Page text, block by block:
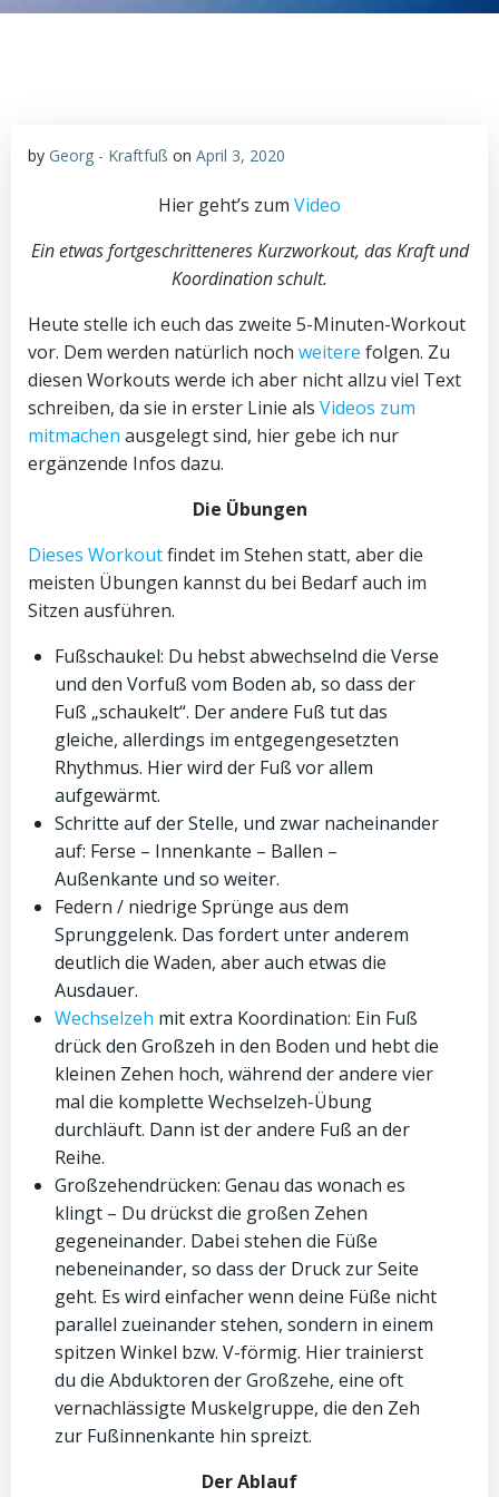
by Georg - Kraftfuß on April 3, 2020
Hier geht’s zum Video
Ein etwas fortgeschritteneres Kurzworkout, das Kraft und
Koordination schult.
Heute stelle ich euch das zweite 5-Minuten-Workout
vor. Dem werden natürlich noch weitere folgen. Zu
diesen Workouts werde ich aber nicht allzu viel Text
schreiben, da sie in erster Linie als Videos zum
mitmachen ausgelegt sind, hier gebe ich nur
ergänzende Infos dazu.
Die Übungen
Dieses Workoutfindet im Stehen statt, aber die
meisten Übungen kannst du bei Bedarf auch im
Sitzen ausführen.
Fußschaukel: Du hebst abwechselnd die Verse
und den Vorfuß vom Boden ab, so dass der
Fuß „schaukelt“. Der andere Fuß tut das
gleiche, allerdings im entgegengesetzten
Rhythmus. Hier wird der Fuß vor allem
aufgewärmt.
Schritte auf der Stelle, und zwar nacheinander
auf: Ferse – Innenkante – Ballen –
Außenkante und so weiter.
Federn / niedrige Sprünge aus dem
Sprunggelenk. Das fordert unter anderem
deutlich die Waden, aber auch etwas die
Ausdauer.
Wechselzeh mit extra Koordination: Ein Fuß
drück den Großzeh in den Boden und hebt die
kleinen Zehen hoch, während der andere vier
mal die komplette Wechselzeh-Übung
durchläuft. Dann ist der andere Fuß an der
Reihe.
Großzehendrücken: Genau das wonach es
klingt – Du drückst die großen Zehen
gegeneinander. Dabei stehen die Füße
nebeneinander, so dass der Druck zur Seite
geht. Es wird einfacher wenn deine Füße nicht
parallel zueinander stehen, sondern in einem
spitzen Winkel bzw. V-förmig. Hier trainierst
du die Abduktoren der Großzehe, eine oft
vernachlässigte Muskelgruppe, die den Zeh
zur Fußinnenkante hin spreizt.
Der Ablauf